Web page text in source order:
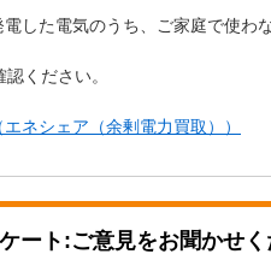
した電気のうち、ご家庭で使わ
ください。
ネシェア（余剰電力買取））
ート:ご意見をお聞かせ